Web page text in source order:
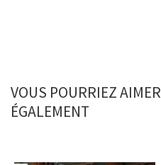
VOUS POURRIEZ AIMER
ÉGALEMENT